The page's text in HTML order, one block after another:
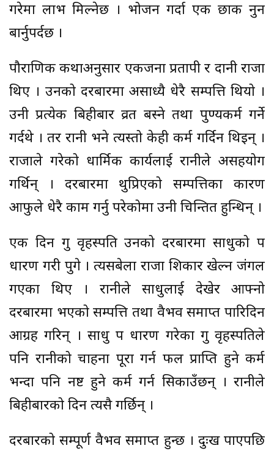
गरेमा लाभ मिल्नेछ । भोजन गर्दा एक छाक नुन
बार्नुपर्दछ ।
पौराणिक कथाअनुसार एकजना प्रतापी र दानी राजा
थिए । उनको दरबारमा असाध्यै धेरै सम्पत्ति थियो ।
उनी प्रत्येक बिहीबार व्रत बस्ने तथा पुण्यकर्म गर्ने
गर्दथे । तर रानी भने त्यस्तो केही कर्म गर्दिन थिइन् ।
राजाले गरेको धार्मिक कार्यलाई रानीले असहयोग
गर्थिन् । दरबारमा थुप्रिएको सम्पत्तिका कारण
आफुले धेरै काम गर्नु परेकोमा उनी चिन्तित हुन्थिन् ।
एक दिन गुरु वृहस्पति उनको दरबारमा साधुको रुप
धारण गरी पुगे । त्यसबेला राजा शिकार खेल्न जंगल
गएका थिए । रानीले साधुलाई देखेर आफ्नो
दरबारमा भएको सम्पत्ति तथा वैभव समाप्त पारिदिन
आग्रह गरिन् । साधु रुप धारण गरेका गुरु वृहस्पतिले
पनि रानीको चाहना पूरा गर्न फल प्राप्ति हुने कर्म
भन्दा पनि नष्ट हुने कर्म गर्न सिकाउँछन् । रानीले
बिहीबारको दिन त्यसै गर्छिन् ।
दरबारको सम्पूर्ण वैभव समाप्त हुन्छ । दुःख पाएपछि